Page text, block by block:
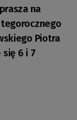
na
Piotra
się 6 i 7